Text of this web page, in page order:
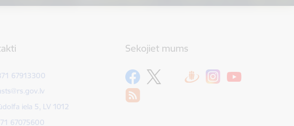
67913300
iela 5, LV 1012
67075600
Sekojiet mums